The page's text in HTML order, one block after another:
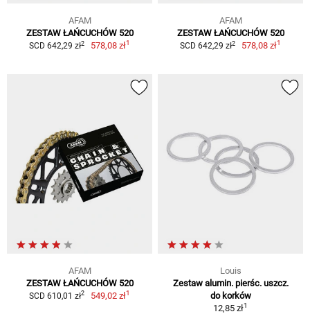
AFAM
ZESTAW ŁAŃCUCHÓW 520
SCD 642,29 zł2 578,08 zł1
AFAM
ZESTAW ŁAŃCUCHÓW 520
SCD 642,29 zł2 578,08 zł1
AFAM
ZESTAW ŁAŃCUCHÓW 520
SCD 610,01 zł2 549,02 zł1
Louis
Zestaw alumin. pierśc. uszcz.
do korków
12,85 zł1